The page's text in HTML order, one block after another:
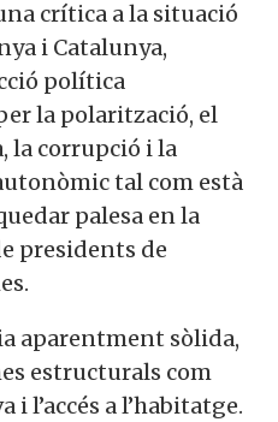
crítica a la situació
i Catalunya,
política
la polarització, el
la corrupció i la
tal com està
palesa en la
presidents de
aparentment sòlida,
estructurals com
i l’accés a l’habitatge.